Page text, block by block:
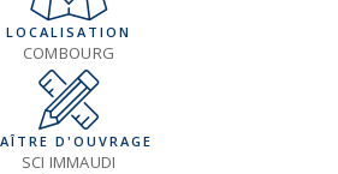
LOCALISATION
COMBOURG
D'OUVRAGE
SCI IMMAUDI